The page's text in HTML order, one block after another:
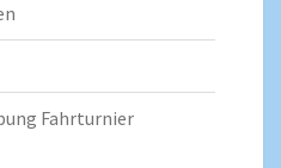
Fahrturnier